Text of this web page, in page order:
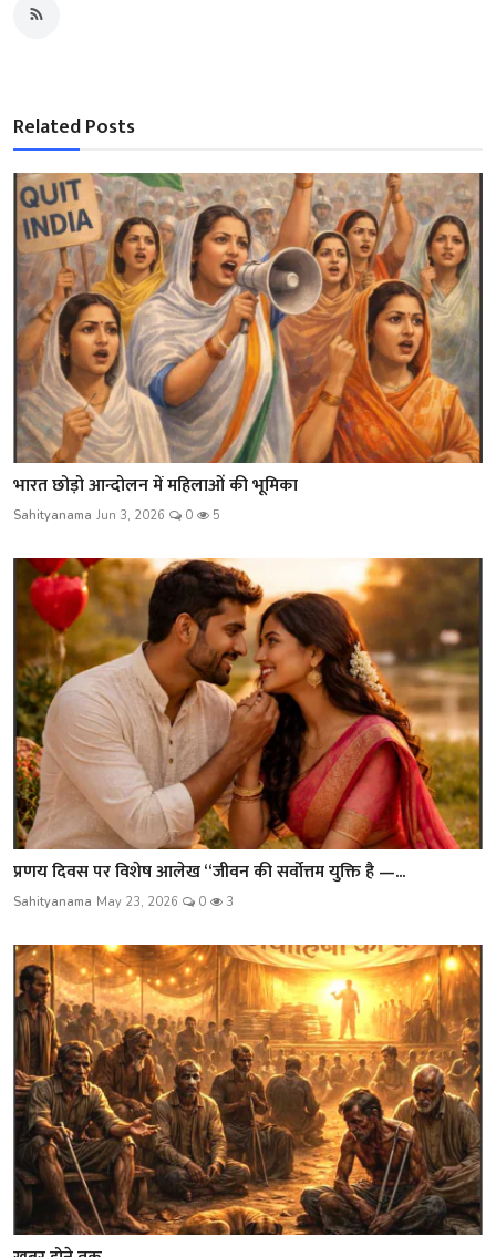
Related Posts
भारत छोड़ो आन्दोलन में महिलाओं की भूमिका
Sahityanama Jun 3, 2026 0 5
प्रणय दिवस पर विशेष आलेख “जीवन की सर्वोत्तम युक्ति है —...
Sahityanama May 23, 2026 0 3